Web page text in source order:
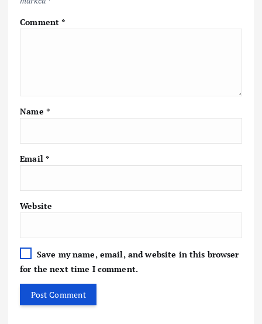
Comment*
Name *
Email *
Website
Save my name, email, and website in this browser
for the next time I comment.